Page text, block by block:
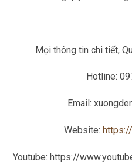
Mọi thông tin chi tiết,
Hotline:
Email:
Website:
Youtube: https://